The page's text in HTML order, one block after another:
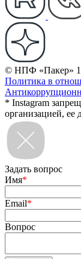
© НПФ «Пакер»
Политика в
* Instagram
организацией, ее
Задать вопрос
Имя*
Email*
Вопрос